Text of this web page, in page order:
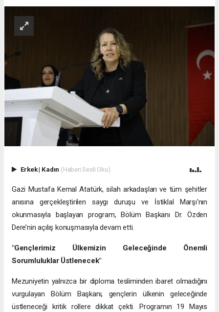
Erkek| Kadın (Haberi Sesli Oku)
Gazi Mustafa Kemal Atatürk, silah arkadaşları ve tüm şehitler
anısına gerçekleştirilen saygı duruşu ve İstiklal Marşı'nın
okunmasıyla başlayan program, Bölüm Başkanı Dr. Özden
Dere’nin açılış konuşmasıyla devam etti.
"Gençlerimiz Ülkemizin Geleceğinde Önemli
Sorumluluklar Üstlenecek"
Mezuniyetin yalnızca bir diploma tesliminden ibaret olmadığını
vurgulayan Bölüm Başkanı, gençlerin ülkenin geleceğinde
üstleneceği kritik rollere dikkat çekti. Programın 19 Mayıs